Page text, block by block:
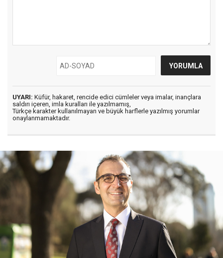
UYARI: Küfür, hakaret, rencide edici cümleler veya imalar, inançlara
saldırı içeren, imla kuralları ile yazılmamış,
Türkçe karakter kullanılmayan ve büyük harflerle yazılmış yorumlar
onaylanmamaktadır.